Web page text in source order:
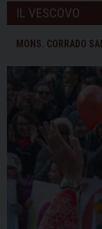
IL VESCOVO
MONS. CORRADO